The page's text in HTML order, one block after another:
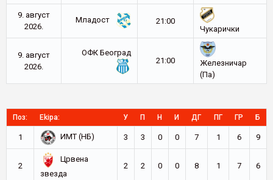
9. август
2026.
Младост
21:00
Чукарички
9. август
2026.
ОФК Београд
21:00
Железничар
(Па)
Поз: Ekipa: У П Н И ДГ ПГ ГР Б
1 ИМТ (НБ) 3 3 0 0 7 1 6 9
2
Црвена
звезда
2 2 0 0 8 1 7 6